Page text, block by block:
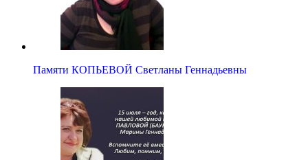
Памяти КОПЬЕВОЙ Светланы Геннадьевны